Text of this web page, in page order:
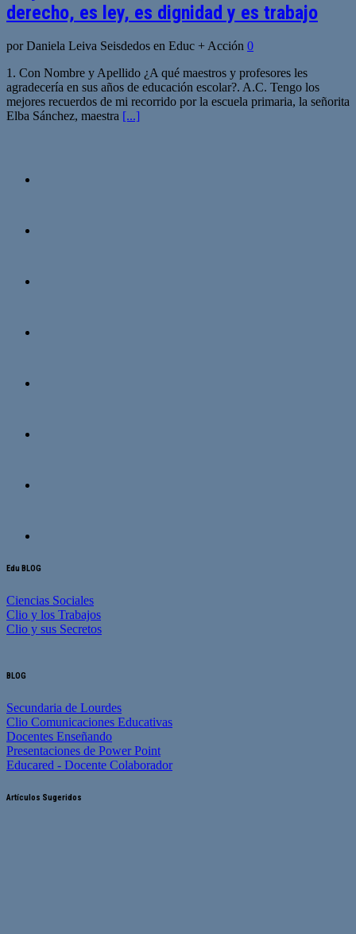
derecho, es ley, es dignidad y es trabajo
por Daniela Leiva Seisdedos en Educ + Acción 0
1. Con Nombre y Apellido ¿A qué maestros y profesores les
agradecería en sus años de educación escolar?. A.C. Tengo los
mejores recuerdos de mi recorrido por la escuela primaria, la señorita
Elba Sánchez, maestra [...]
Edu BLOG
Ciencias Sociales
Clio y los Trabajos
Clio y sus Secretos
BLOG
Secundaria de Lourdes
Clio Comunicaciones Educativas
Docentes Enseñando
Presentaciones de Power Point
Educared - Docente Colaborador
Artículos Sugeridos